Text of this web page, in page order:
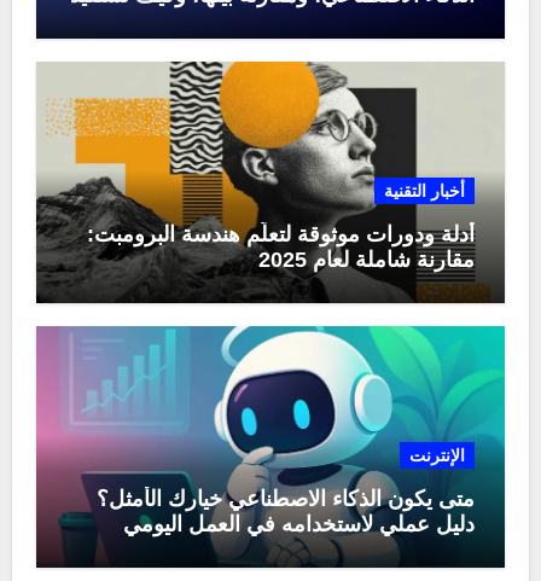
أخبار التقنية
أدلة ودورات موثوقة لتعلّم هندسة البرومبت:
مقارنة شاملة لعام 2025
الإنترنت
متى يكون الذكاء الاصطناعي خيارك الأمثل؟
دليل عملي لاستخدامه في العمل اليومي